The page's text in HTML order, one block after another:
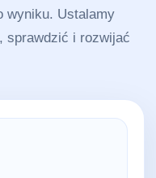
wyniku. Ustalamy
sprawdzić i rozwijać